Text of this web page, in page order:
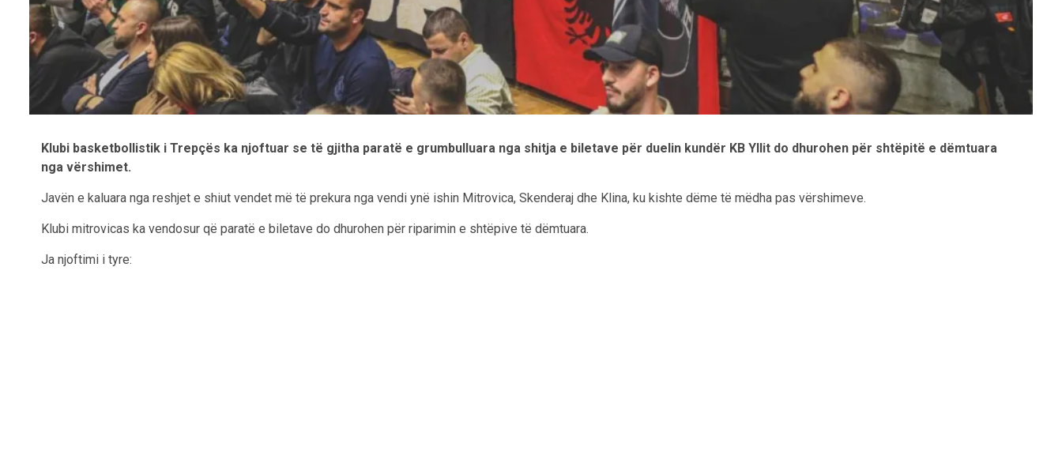
Klubi basketbollistik i Trepçës ka njoftuar se të gjitha paratë e grumbulluara nga shitja e biletave për duelin kundër KB Yllit do dhurohen për shtëpitë e dëmtuara
nga vërshimet.
Javën e kaluara nga reshjet e shiut vendet më të prekura nga vendi ynë ishin Mitrovica, Skenderaj dhe Klina, ku kishte dëme të mëdha pas vërshimeve.
Klubi mitrovicas ka vendosur që paratë e biletave do dhurohen për riparimin e shtëpive të dëmtuara.
Ja njoftimi i tyre: